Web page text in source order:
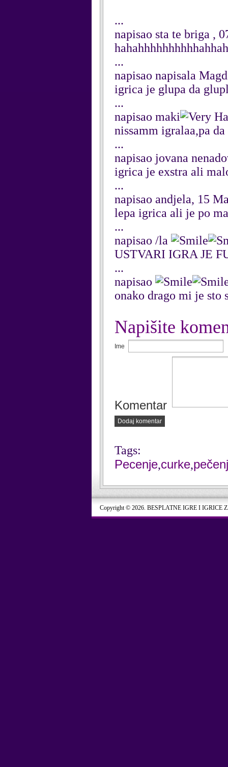
...
napisao sta te briga ,
...
napisao napisala
igrica je glupa da
...
napisao maki
nissamm igralaa,pa
...
napisao jovana
igrica je exstra ali
...
napisao andjela, 15
lepa igrica ali je po
...
napisao /la
USTVARI IGRA JE
...
napisao
onako drago mi je sto
Napišite
Ime
Komentar
Dodaj komentar
Tags:
Pecenje,curke,
Copyright © 2026. BESPLATNE IGRE I IGRICE